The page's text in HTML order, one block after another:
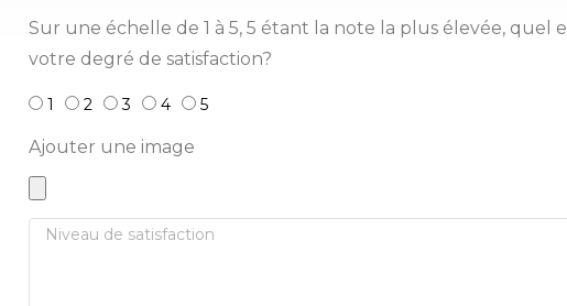
Sur une échelle de 1 à 5, 5 étant la note la plus élevée, quel
votre degré de satisfaction?
1 2 3 4 5
Ajouter une image